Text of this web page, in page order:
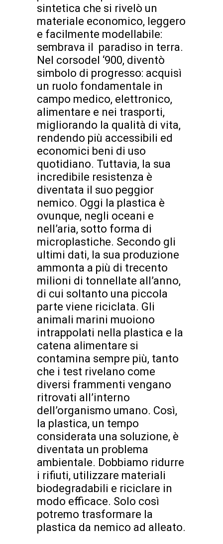
sintetica che si rivelò un
materiale economico, leggero
e facilmente modellabile:
sembrava il paradiso in terra.
Nel corsodel ‘900, diventò
simbolo di progresso: acquisì
un ruolo fondamentale in
campo medico, elettronico,
alimentare e nei trasporti,
migliorando la qualità di vita,
rendendo più accessibili ed
economici beni di uso
quotidiano. Tuttavia, la sua
incredibile resistenza è
diventata il suo peggior
nemico. Oggi la plastica è
ovunque, negli oceani e
nell’aria, sotto forma di
microplastiche. Secondo gli
ultimi dati, la sua produzione
ammonta a più di trecento
milioni di tonnellate all’anno,
di cui soltanto una piccola
parte viene riciclata. Gli
animali marini muoiono
intrappolati nella plastica e la
catena alimentare si
contamina sempre più, tanto
che i test rivelano come
diversi frammenti vengano
ritrovati all’interno
dell’organismo umano. Così,
la plastica, un tempo
considerata una soluzione, è
diventata un problema
ambientale. Dobbiamo ridurre
i rifiuti, utilizzare materiali
biodegradabili e riciclare in
modo efficace. Solo così
potremo trasformare la
plastica da nemico ad alleato.